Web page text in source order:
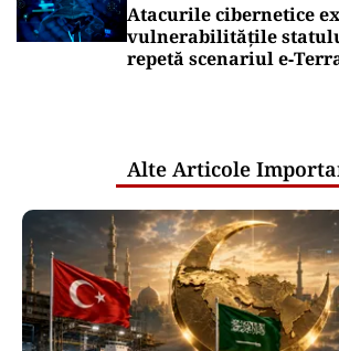
Atacurile cibernetice
vulnerabilitățile
repetă scenariul
Alte Articole